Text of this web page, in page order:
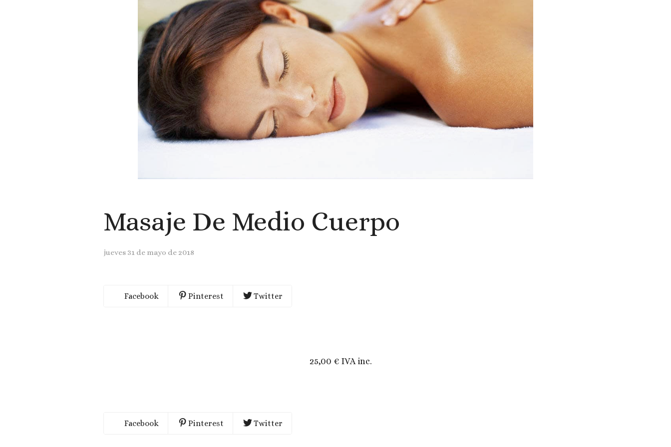
Masaje De Medio Cuerpo
jueves 31 de mayo de 2018
Facebook Pinterest Twitter
25,00 € IVA inc.
Facebook Pinterest Twitter